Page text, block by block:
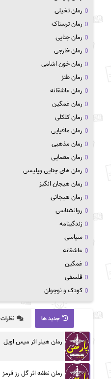
رمان تخیلی
رمان ترسناک
رمان جنایی
رمان خارجی
رمان خون اشامی
رمان طنز
رمان عاشقانه
رمان غمگین
رمان کلکلی
رمان مافیایی
رمان مذهبی
رمان معمایی
رمان های جنایی وپلیسی
رمان هیجان انگیز
رمان هیجانی
روانشناسی
زندگینامه
سیاسی
عاشقانه
غمگین
فلسفی
کودک و نوجوان
جدید ها نظرات
رمان هیلر اثر میس اویل
رمان نطفه اثر گل رز قرمز